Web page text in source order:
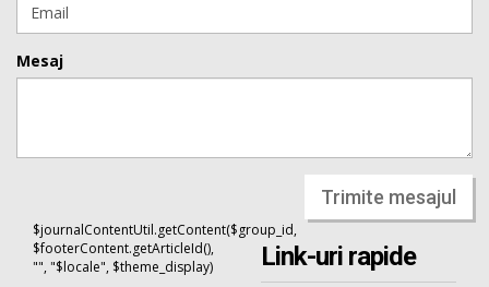
Mesaj
Trimite mesajul
$journalContentUtil.getContent($group_id,
$footerContent.getArticleId(),
"", "$locale", $theme_display)
Link-uri rapide